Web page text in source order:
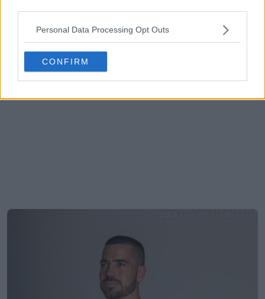
Personal Data Processing Opt Outs
CONFIRM